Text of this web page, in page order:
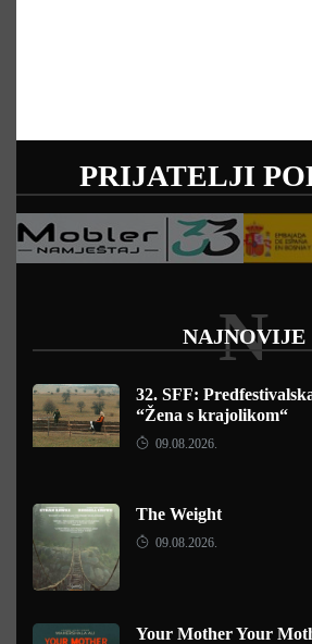
PRIJATELJI
NAJNOVIJE
N
32. SFF:
“Žena s krajolikom“
09.08.2026.
The Weight
09.08.2026.
Your Mother Your